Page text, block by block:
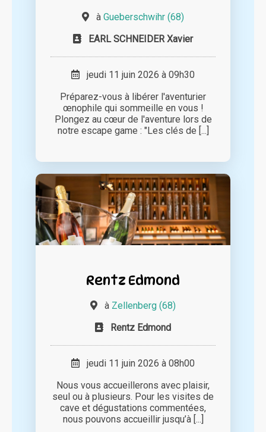
à Gueberschwihr (68)
EARL SCHNEIDER Xavier
jeudi 11 juin 2026 à 09h30
Préparez-vous à libérer l'aventurier
œnophile qui sommeille en vous !
Plongez au cœur de l'aventure lors de
notre escape game : "Les clés de [...]
Rentz Edmond
à Zellenberg (68)
Rentz Edmond
jeudi 11 juin 2026 à 08h00
Nous vous accueillerons avec plaisir,
seul ou à plusieurs. Pour les visites de
cave et dégustations commentées,
nous pouvons accueillir jusqu’à [...]